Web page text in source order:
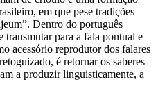
em que pese tradições
Dentro do português
transmutar para a fala pontual e
acessório reprodutor dos falares
é retornar os saberes
a produzir linguisticamente, a